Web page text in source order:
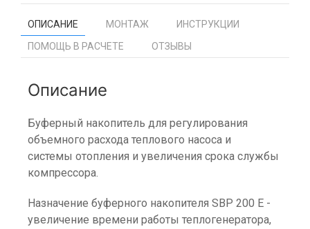
ОПИСАНИЕ МОНТАЖ
ИНСТРУКЦИИ
ПОМОЩЬ В РАСЧЕТЕ
ОТЗЫВЫ
Описание
Буферный накопитель для регулирования
объемного расхода теплового насоса и
системы отопления и увеличения срока службы
компрессора.
Назначение буферного накопителя SBP 200 E -
увеличение времени работы теплогенератора,